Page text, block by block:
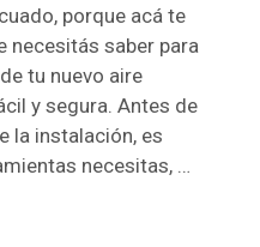
porque acá te
necesitás saber para
tu nuevo aire
y segura. Antes de
la instalación, es
necesitas, …